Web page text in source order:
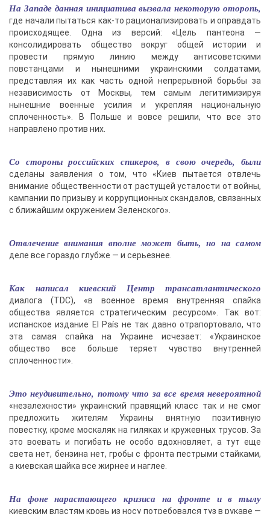
На Западе данная инициатива вызвала некоторую оторопь,
где начали пытаться как-то рационализировать и оправдать
происходящее. Одна из версий: «Цель пантеона —
консолидировать общество вокруг общей истории и
провести прямую линию между антисоветскими
повстанцами и нынешними украинскими солдатами,
представляя их как часть одной непрерывной борьбы за
независимость от Москвы, тем самым легитимизируя
нынешние военные усилия и укрепляя национальную
сплоченность». В Польше и вовсе решили, что все это
направлено против них.
Со стороны российских спикеров, в свою очередь, были
сделаны заявления о том, что «Киев пытается отвлечь
внимание общественности от растущей усталости от войны,
кампании по призыву и коррупционных скандалов, связанных
с ближайшим окружением Зеленского».
Отвлечение внимания вполне может быть, но на самом
деле все гораздо глубже — и серьезнее.
Как написал киевский Центр трансатлантического
диалога (TDC), «в военное время внутренняя спайка
общества является стратегическим ресурсом». Так вот:
испанское издание El País не так давно отрапортовало, что
эта самая спайка на Украине исчезает: «Украинское
общество все больше теряет чувство внутренней
сплоченности».
Это неудивительно, потому что за все время невероятной
«незалежности» украинский правящий класс так и не смог
предложить жителям Украины внятную позитивную
повестку, кроме москаляк на гиляках и кружевных трусов. За
это воевать и погибать не особо вдохновляет, а тут еще
света нет, бензина нет, гробы с фронта пестрыми стайками,
а киевская шайка все жирнее и наглее.
На фоне нарастающего кризиса на фронте и в тылу
киевским властям кровь из носу потребовался туз в рукаве —